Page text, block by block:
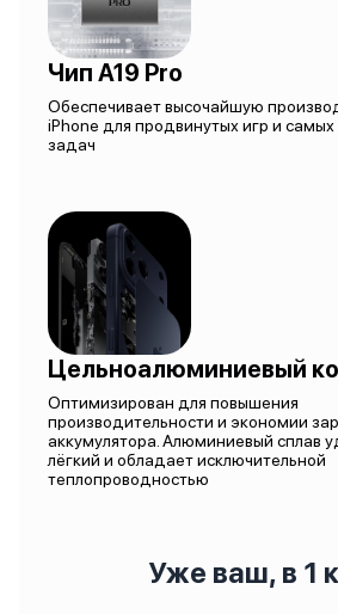
Чип A19 Pro
Обеспечивает высочайшую
iPhone для продвинутых игр и
задач
Цельноалюминиевый
Оптимизирован для повышения
производительности и экономии
аккумулятора. Алюминиевый сплав
лёгкий и обладает исключительной
теплопроводностью
Уже ваш, в 1